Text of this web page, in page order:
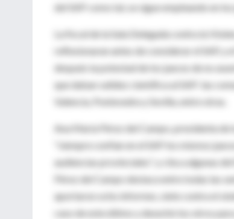
del SAP como tal, se sigue empleando en
La fiscal de la Sala Delegada contra la
reflexionaran antes de considerar el SAP,
después la potestad de los jueces de no
que daban validez científica al SAP: las
Valencia, Pontevedra y Sevilla, entre otras.
Ana María Pérez del Campo, presidenta
"siempre confían en el SAP los mismos
audiencias provinciales", y cita a algunas
Pérez del Campo destaca entre todas las
aportaron ocho informes, siete contra el
caso de este último y desechó los otros